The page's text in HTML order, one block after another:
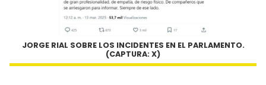
JORGE RIAL SOBRE LOS INCIDENTES EN EL PARLAMENTO.
(CAPTURA: X)